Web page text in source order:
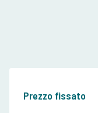
Prezzo fissato